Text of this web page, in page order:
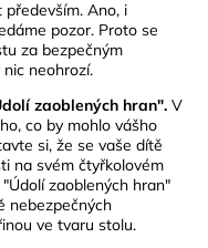
Ano, i
pozor. Proto se
za bezpečným
neohrozí.
zaoblených hran". V
co by mohlo vášho
si, že se vaše dítě
na svém čtyřkolovém
zaoblených hran"
nebezpečných
ve tvaru stolu.